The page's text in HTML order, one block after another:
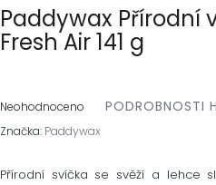
Paddywax Přírodní
Fresh Air 141 g
hodnocení
je
0,0
Neohodnoceno PODROBNOSTI
Značka: Paddywax
Přírodní svíčka se svěží a lehce